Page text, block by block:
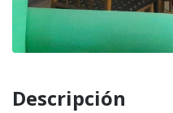
Descripción